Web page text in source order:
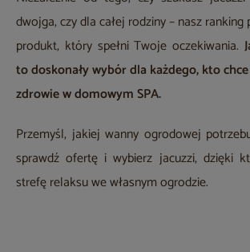
dwojga, czy dla całej rodziny – nasz
produkt, który spełni Twoje oczekiwania.
to doskonały wybór dla każdego, kto
zdrowie w domowym SPA.
Przemyśl, jakiej wanny ogrodowej
sprawdź ofertę i wybierz jacuzzi, dzięki
strefę relaksu we własnym ogrodzie.